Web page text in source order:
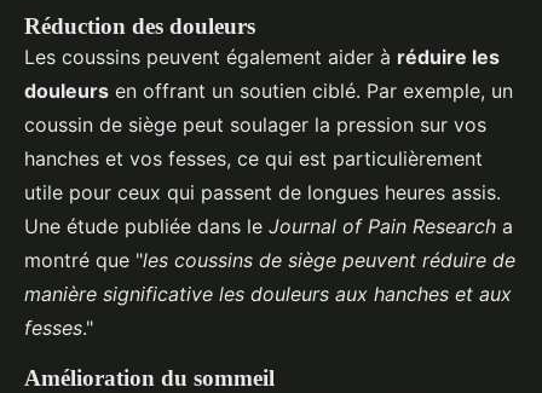
Réduction des douleurs
Les coussins peuvent également aider à réduire les
douleurs en offrant un soutien ciblé. Par exemple, un
coussin de siège peut soulager la pression sur vos
hanches et vos fesses, ce qui est particulièrement
utile pour ceux qui passent de longues heures assis.
Une étude publiée dans le Journal of Pain Research a
montré que "les coussins de siège peuvent réduire de
manière significative les douleurs aux hanches et aux
fesses."
Amélioration du sommeil